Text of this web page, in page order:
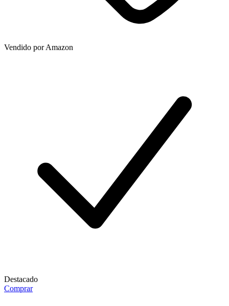
Vendido porAmazon
Destacado
Comprar